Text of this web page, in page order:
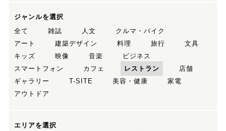
ジャンルを選択
全て
雑誌 人文
クルマ・バイク
アート
建築デザイン 料理 旅行
文具
キッズ
映像 音楽
ビジネス
スマートフォン
カフェ レストラン
店舗
ギャラリー
T-SITE 美容・健康
家電
アウトドア
エリアを選択